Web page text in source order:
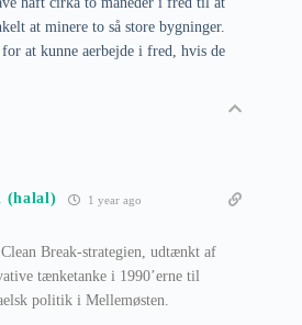
at minere to så store bygninger.
at kunne aerbejde i fred, hvis de
(halal) 1 year ago
Break-strategien, udtænkt af
tænketanke i 1990’erne til
politik i Mellemøsten.